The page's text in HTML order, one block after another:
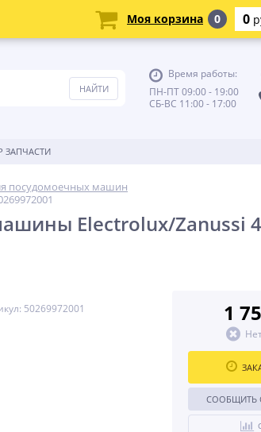
Время работы:
ПН-ПТ 09:00 - 19:00
СБ-ВС 11:00 - 17:00
ЗАПЧАСТИ
посудомоечных машин
Electrolux/Zanussi
50269972001 1
СООБЩИТЬ
Моя корзина 0 0